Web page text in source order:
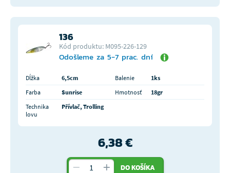
136
Kód produktu: M095-226-129
Odošleme za 5-7 prac. dní
Dĺžka 6,5cm Balenie
1ks
Farba
Sunrise Hmotnosť
18gr
Technika
lovu
Přívlač, Trolling
6,38 €
DO KOŠÍKA